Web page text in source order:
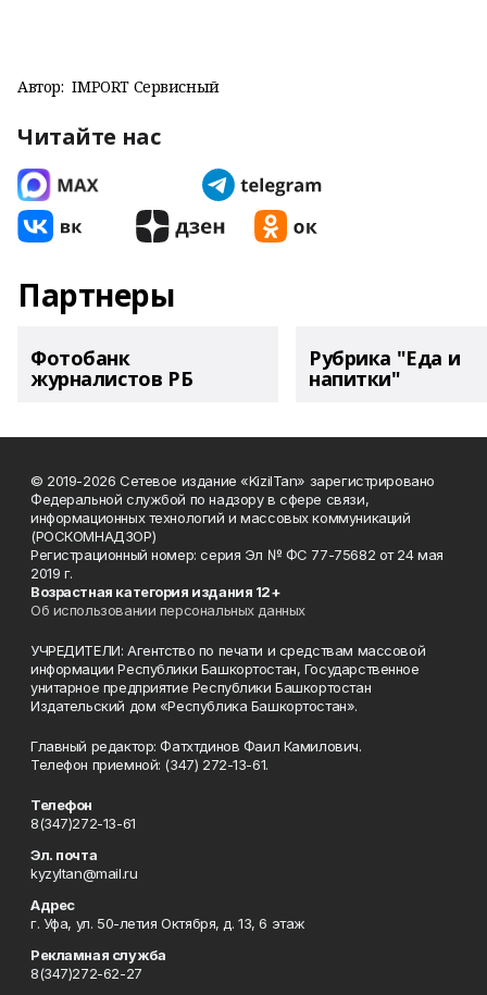
Автор: IMPORT Сервисный
Читайте нас
Партнеры
Фотобанк
журналистов РБ
Рубрика "Еда и
напитки"
© 2019-2026 Сетевое издание «KizilTan» зарегистрировано
Федеральной службой по надзору в сфере связи,
информационных технологий и массовых коммуникаций
(РОСКОМНАДЗОР)
Регистрационный номер: серия Эл № ФС 77-75682 от 24 мая
2019 г.
Возрастная категория издания 12+
Об использовании персональных данных
УЧРЕДИТЕЛИ: Агентство по печати и средствам массовой
информации Республики Башкортостан, Государственное
унитарное предприятие Республики Башкортостан
Издательский дом «Республика Башкортостан».
Главный редактор: Фатхтдинов Фаил Камилович.
Телефон приемной: (347) 272-13-61.
Телефон
8(347)272-13-61
Эл. почта
kyzyltan@mail.ru
Адрес
г. Уфа, ул. 50-летия Октября, д. 13, 6 этаж
Рекламная служба
8(347)272-62-27